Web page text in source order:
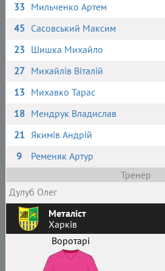
33 Мильченко Артем
45 Сасовський Максим
23 Шишка Михайло
27 Михайлів Віталій
13 Михавко Тарас
18 Мендрук Владислав
21 Якимів Андрій
9
Ременяк Артур
Тренер
Дулуб Олег
Металіст
Харків
Воротарі